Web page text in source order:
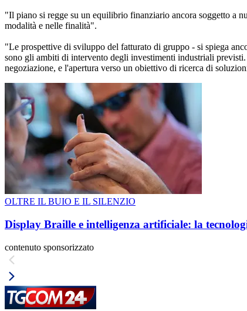
"Il piano si regge su un equilibrio finanziario ancora soggetto a
modalità e nelle finalità".
"Le prospettive di sviluppo del fatturato di gruppo - si spiega
sono gli ambiti di intervento degli investimenti industriali
negoziazione, e l'apertura verso un obiettivo di ricerca di
OLTRE IL BUIO E IL SILENZIO
Display Braille e intelligenza artificiale: la
contenuto sponsorizzato